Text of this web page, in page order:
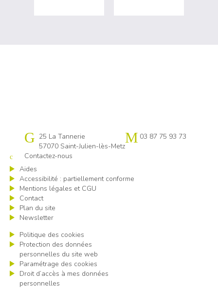
Cap emploi 57
25 La Tannerie
57070 Saint-Julien-lès-Metz
03 87 75 93 73
Contactez-nous
Aides
Accessibilité : partiellement conforme
Mentions légales et CGU
Contact
Plan du site
Newsletter
Politique des cookies
Protection des données
personnelles du site web
Paramétrage des cookies
Droit d’accès à mes données
personnelles